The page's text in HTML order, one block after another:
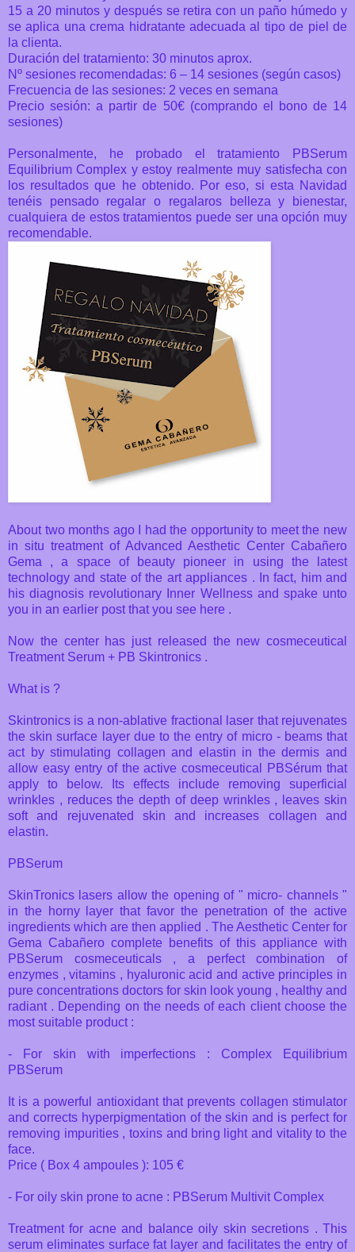
15 a 20 minutos y después se retira con un paño húmedo y
se aplica una crema hidratante adecuada al tipo de piel de
la clienta.
Duración del tratamiento: 30 minutos aprox.
Nº sesiones recomendadas: 6 – 14 sesiones (según casos)
Frecuencia de las sesiones: 2 veces en semana
Precio sesión: a partir de 50€ (comprando el bono de 14
sesiones)
Personalmente, he probado el tratamiento PBSerum
Equilibrium Complex y estoy realmente muy satisfecha con
los resultados que he obtenido. Por eso, si esta Navidad
tenéis pensado regalar o regalaros belleza y bienestar,
cualquiera de estos tratamientos puede ser una opción muy
recomendable.
About two months ago I had the opportunity to meet the new
in situ treatment of Advanced Aesthetic Center Cabañero
Gema , a space of beauty pioneer in using the latest
technology and state of the art appliances . In fact, him and
his diagnosis revolutionary Inner Wellness and spake unto
you in an earlier post that you see here .
Now the center has just released the new cosmeceutical
Treatment Serum + PB Skintronics .
What is ?
Skintronics is a non-ablative fractional laser that rejuvenates
the skin surface layer due to the entry of micro - beams that
act by stimulating collagen and elastin in the dermis and
allow easy entry of the active cosmeceutical PBSérum that
apply to below. Its effects include removing superficial
wrinkles , reduces the depth of deep wrinkles , leaves skin
soft and rejuvenated skin and increases collagen and
elastin.
PBSerum
SkinTronics lasers allow the opening of " micro- channels "
in the horny layer that favor the penetration of the active
ingredients which are then applied . The Aesthetic Center for
Gema Cabañero complete benefits of this appliance with
PBSerum cosmeceuticals , a perfect combination of
enzymes , vitamins , hyaluronic acid and active principles in
pure concentrations doctors for skin look young , healthy and
radiant . Depending on the needs of each client choose the
most suitable product :
- For skin with imperfections : Complex Equilibrium
PBSerum
It is a powerful antioxidant that prevents collagen stimulator
and corrects hyperpigmentation of the skin and is perfect for
removing impurities , toxins and bring light and vitality to the
face.
Price ( Box 4 ampoules ): 105 €
- For oily skin prone to acne : PBSerum Multivit Complex
Treatment for acne and balance oily skin secretions . This
serum eliminates surface fat layer and facilitates the entry of